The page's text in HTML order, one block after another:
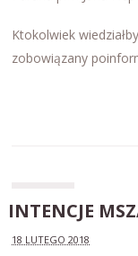
Ktokolwiek
zobowiązany
INTENCJE
18 LUTEGO 2018